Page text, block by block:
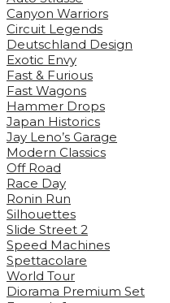
Canyon Warriors
Circuit Legends
Deutschland Design
Exotic Envy
Fast & Furious
Fast Wagons
Hammer Drops
Japan Historics
Jay Leno’s Garage
Modern Classics
Off Road
Race Day
Ronin Run
Silhouettes
Slide Street 2
Speed Machines
Spettacolare
World Tour
Diorama Premium Set